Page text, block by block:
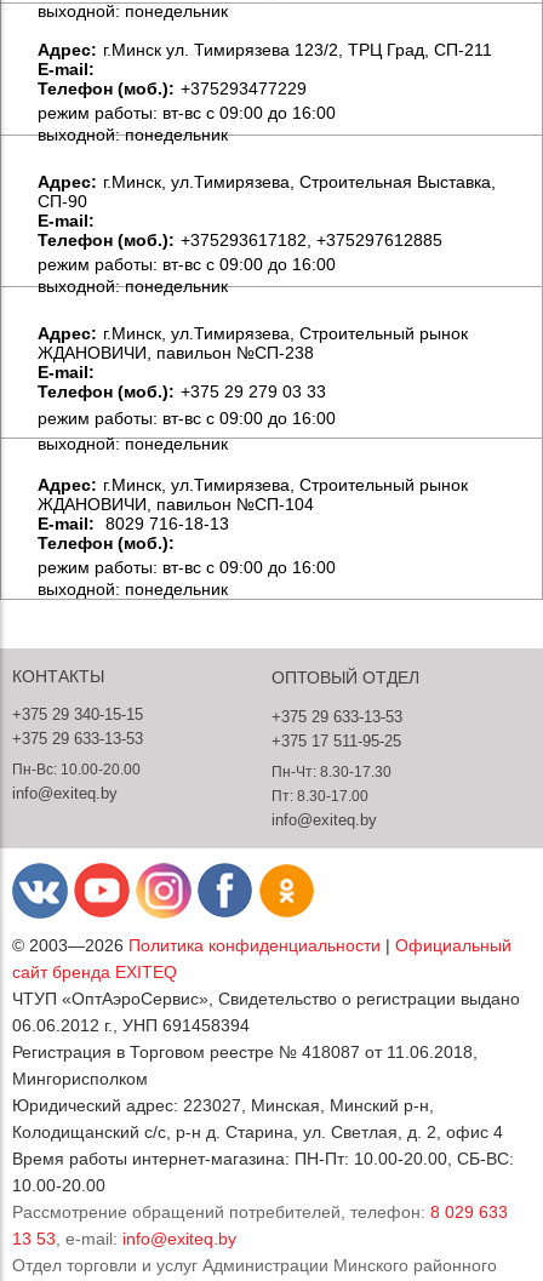
выходной: понедельник
Aдрес: г.Минск ул. Тимирязева 123/2, ТРЦ Град, СП-211
E-mail:
Телефон (моб.): +375293477229
режим работы: вт-вс с 09:00 до 16:00
выходной: понедельник
Aдрес: г.Минск, ул.Тимирязева, Строительная Выставка,
СП-90
E-mail:
Телефон (моб.): +375293617182, +375297612885
режим работы: вт-вс с 09:00 до 16:00
выходной: понедельник
Aдрес: г.Минск, ул.Тимирязева, Строительный рынок
ЖДАНОВИЧИ, павильон №СП-238
E-mail:
Телефон (моб.): +375 29 279 03 33
режим работы: вт-вс с 09:00 до 16:00
выходной: понедельник
Aдрес: г.Минск, ул.Тимирязева, Строительный рынок
ЖДАНОВИЧИ, павильон №СП-104
E-mail:
8029 716-18-13
Телефон (моб.):
режим работы: вт-вс с 09:00 до 16:00
выходной: понедельник
КОНТАКТЫ
+375 29 340-15-15
+375 29 633-13-53
Пн-Вс: 10.00-20.00
info@exiteq.by
ОПТОВЫЙ ОТДЕЛ
+375 29 633-13-53
+375 17 511-95-25
Пн-Чт: 8.30-17.30
Пт: 8.30-17.00
info@exiteq.by
© 2003—2026 Политика конфиденциальности | Официальный
сайт бренда EXITEQ
ЧТУП «ОптАэроСервис», Свидетельство о регистрации выдано
06.06.2012 г., УНП 691458394
Регистрация в Торговом реестре № 418087 от 11.06.2018,
Мингорисполком
Юридический адрес: 223027, Минская, Минский р-н,
Колодищанский с/с, р-н д. Старина, ул. Светлая, д. 2, офис 4
Время работы интернет-магазина: ПН-Пт: 10.00-20.00, СБ-ВС:
10.00-20.00
Рассмотрение обращений потребителей, телефон: 8 029 633
13 53 , e-mail: info@exiteq.by
Отдел торговли и услуг Администрации Минского районного